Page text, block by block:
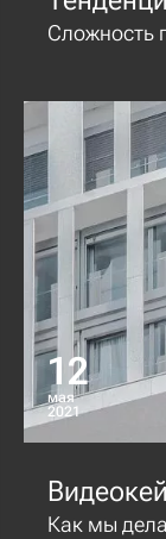
Сложность
12
мая
2021
Как мы